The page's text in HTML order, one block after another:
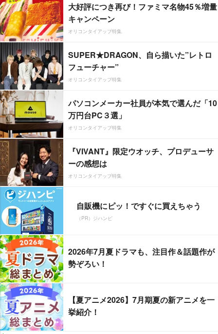
大好評につき再び！ファミマ名物45％増量
キャンペーン
オリコンタイアップ特集
SUPER★DRAGON、自ら描いた”レトロ
フューチャー”
オリコンタイアップ特集
パソコンメーカー社員が本気で選んだ「10
万円台PC３選」
オリコンタイアップ特集
『VIVANT』限定ウオッチ、プロデューサ
ーの感想は
オリコンタイアップ特集
自販機にピッ！ですぐに買えちゃう
（PR）ジハンピ
2026年7月夏ドラマも、注目作＆話題作が
勢ぞろい！
【夏アニメ2026】7月期夏の新アニメを一
挙紹介！